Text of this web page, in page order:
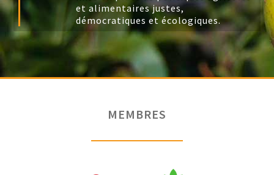
et alimentaires justes,
démocratiques et écologiques.
MEMBRES